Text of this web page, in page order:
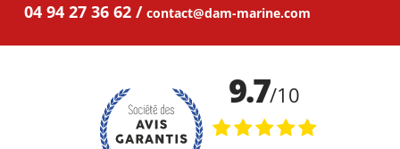
04 94 27 36 62 contact@dam-marine.com